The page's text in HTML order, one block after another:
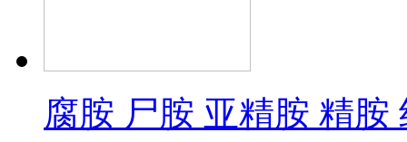
腐胺 尸胺 亚精胺 精胺